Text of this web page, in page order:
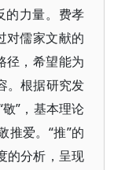
的力量。费孝
对儒家文献的
径，希望能为
。根据研究发
敬”，基本理论
推爱。“推”的
的分析，呈现